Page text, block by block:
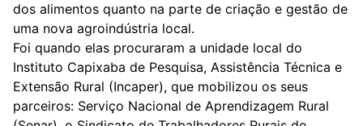
dos alimentos quanto na parte de criação e gestão de
uma nova agroindústria local.
Foi quando elas procuraram a unidade local do
Instituto Capixaba de Pesquisa, Assistência Técnica e
Extensão Rural (Incaper), que mobilizou os seus
parceiros: Serviço Nacional de Aprendizagem Rural